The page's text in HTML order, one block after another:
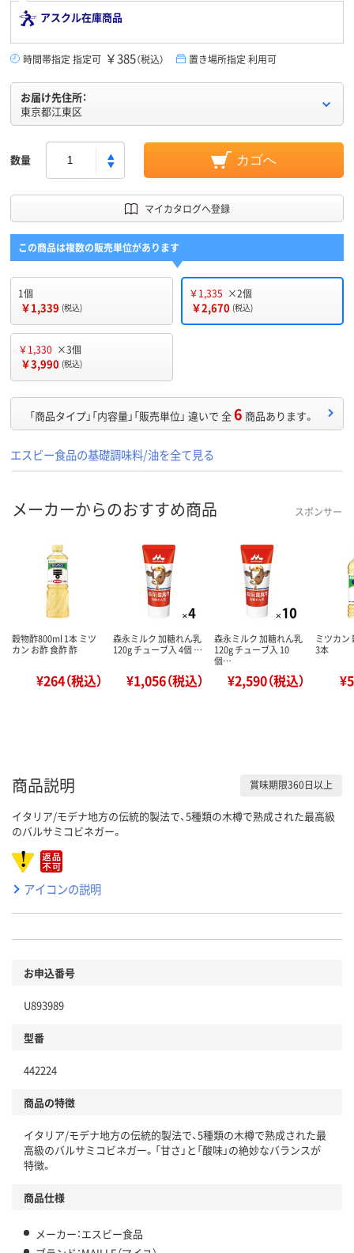
アスクル在庫商品
時間帯指定 指定可 ￥385（税込） 置き場所指定 利用可
お届け先住所：
東京都江東区
数量 カゴへ
マイカタログへ登録
この商品は複数の販売単位があります
1個
￥1,339 (税込)
￥1,335 ×2個
￥2,670 (税込)
￥1,330 ×3個
￥3,990 (税込)
「商品タイプ」「内容量」「販売単位」 違いで 全6 商品あります。
エスビー食品の基礎調味料/油を全て見る
メーカーからのおすすめ商品 スポンサー
穀物酢800ml 1本 ミツ
カン お酢 食酢 酢
¥264（税込）
森永ミルク 加糖れん乳
120g チューブ入 4個 …
¥1,056（税込）
森永ミルク 加糖れん乳
120g チューブ入 10
個…
¥2,590（税込）
ミツカン
3本
商品説明 賞味期限360日以上
イタリア/モデナ地方の伝統的製法で、5種類の木樽で熟成された最高級
のバルサミコビネガー。
アイコンの説明
お申込番号
U893989
型番
442224
商品の特徴
イタリア/モデナ地方の伝統的製法で、5種類の木樽で熟成された最
高級のバルサミコビネガー。「甘さ」と「酸味」の絶妙なバランスが
特徴。
商品仕様
メーカー：エスビー食品